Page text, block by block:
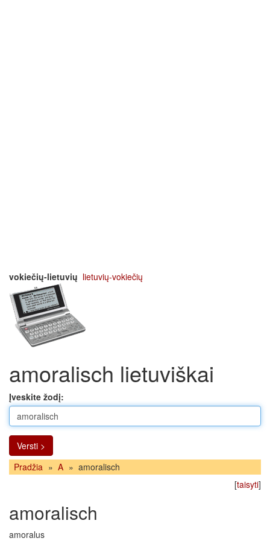
vokiečių-lietuvių lietuvių-vokiečių
amoralisch lietuviškai
Įveskite žodį:
Versti >
Pradžia » A » amoralisch
[taisyti]
amoralisch
amoralus